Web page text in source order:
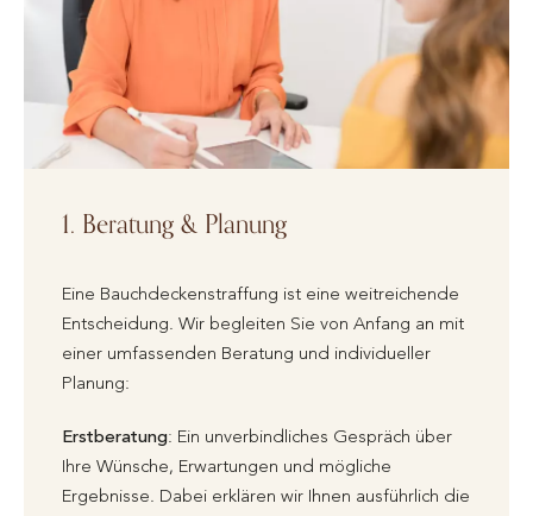
1. Beratung & Planung
Eine Bauchdeckenstraffung ist eine weitreichende
Entscheidung. Wir begleiten Sie von Anfang an mit
einer umfassenden Beratung und individueller
Planung:
Erstberatung: Ein unverbindliches Gespräch über
Ihre Wünsche, Erwartungen und mögliche
Ergebnisse. Dabei erklären wir Ihnen ausführlich die